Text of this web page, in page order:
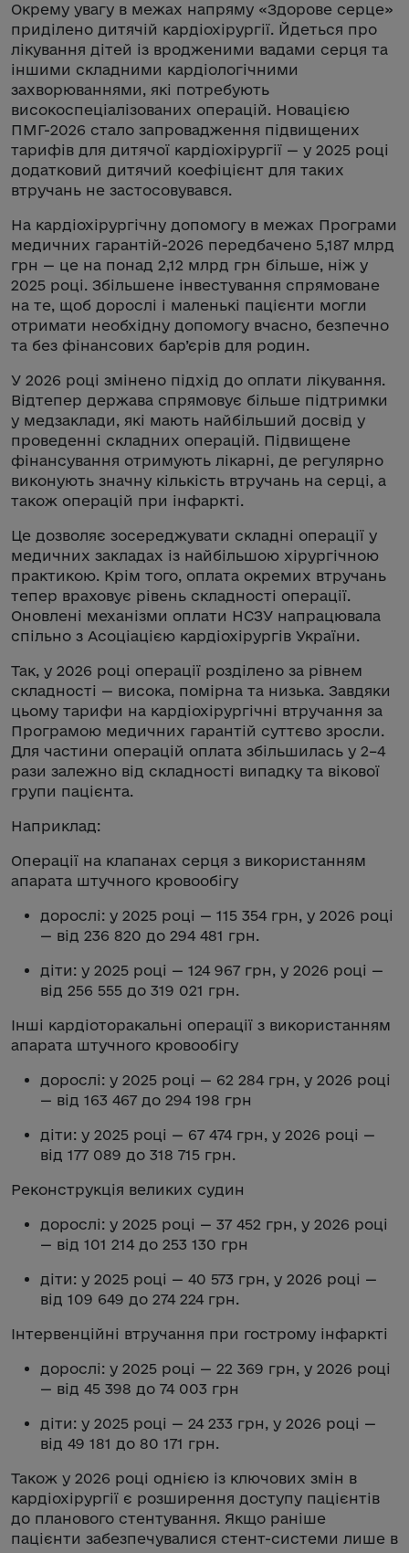
Окрему увагу в межах напряму «Здорове серце»
приділено дитячій кардіохірургії. Йдеться про
лікування дітей із вродженими вадами серця та
іншими складними кардіологічними
захворюваннями, які потребують
високоспеціалізованих операцій. Новацією
ПМГ-2026 стало запровадження підвищених
тарифів для дитячої кардіохірургії — у 2025 році
додатковий дитячий коефіцієнт для таких
втручань не застосовувався.
На кардіохірургічну допомогу в межах Програми
медичних гарантій-2026 передбачено 5,187 млрд
грн — це на понад 2,12 млрд грн більше, ніж у
2025 році. Збільшене інвестування спрямоване
на те, щоб дорослі і маленькі пацієнти могли
отримати необхідну допомогу вчасно, безпечно
та без фінансових бар’єрів для родин.
У 2026 році змінено підхід до оплати лікування.
Відтепер держава спрямовує більше підтримки
у медзаклади, які мають найбільший досвід у
проведенні складних операцій. Підвищене
фінансування отримують лікарні, де регулярно
виконують значну кількість втручань на серці, а
також операцій при інфаркті.
Це дозволяє зосереджувати складні операції у
медичних закладах із найбільшою хірургічною
практикою. Крім того, оплата окремих втручань
тепер враховує рівень складності операції.
Оновлені механізми оплати НСЗУ напрацювала
спільно з Асоціацією кардіохірургів України.
Так, у 2026 році операції розділено за рівнем
складності — висока, помірна та низька. Завдяки
цьому тарифи на кардіохірургічні втручання за
Програмою медичних гарантій суттєво зросли.
Для частини операцій оплата збільшилась у 2–4
рази залежно від складності випадку та вікової
групи пацієнта.
Наприклад:
Операції на клапанах серця з використанням
апарата штучного кровообігу
дорослі: у 2025 році — 115 354 грн, у 2026 році
— від 236 820 до 294 481 грн.
діти: у 2025 році — 124 967 грн, у 2026 році —
від 256 555 до 319 021 грн.
Інші кардіоторакальні операції з використанням
апарата штучного кровообігу
дорослі: у 2025 році — 62 284 грн, у 2026 році
— від 163 467 до 294 198 грн
діти: у 2025 році — 67 474 грн, у 2026 році —
від 177 089 до 318 715 грн.
Реконструкція великих судин
дорослі: у 2025 році — 37 452 грн, у 2026 році
— від 101 214 до 253 130 грн
діти: у 2025 році — 40 573 грн, у 2026 році —
від 109 649 до 274 224 грн.
Інтервенційні втручання при гострому інфаркті
дорослі: у 2025 році — 22 369 грн, у 2026 році
— від 45 398 до 74 003 грн
діти: у 2025 році — 24 233 грн, у 2026 році —
від 49 181 до 80 171 грн.
Також у 2026 році однією із ключових змін в
кардіохірургії є розширення доступу пацієнтів
до планового стентування. Якщо раніше
пацієнти забезпечувалися стент-системи лише в